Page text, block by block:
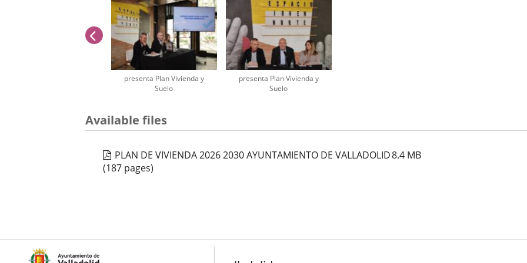
presenta Plan Vivienda y
Suelo
presenta Plan Vivienda y
Suelo
of
previus
Available files
PLAN DE VIVIENDA 2026 2030 AYUNTAMIENTO DE VALLADOLID8.4 MB
(187 pages)